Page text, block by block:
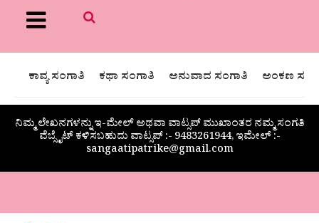
Menu
ಕಾವ್ಯ ಸಂಗಾತಿ ಕಥಾ ಸಂಗಾತಿ ಅನುವಾದ ಸಂಗಾತಿ ಅಂಕಣ
ನಿಮ್ಮ ಲೇಖನಗಳನ್ನು ಇ-ಮೇಲ್ ಅಥವಾ ವಾಟ್ಸಪ್ ಮುಖಾಂತರ ನಮ್ಮ ಸಂಗತಿ
ವೆಬ್ಸೈಟ್ ಕಳಿಸಬಹುದು ವಾಟ್ಸಪ್‌ :- 9483261944, ಇಮೇಲ್ :-
sangaatipatrike@gmail.com